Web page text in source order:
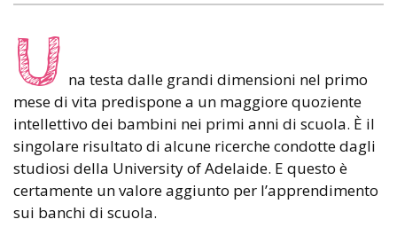
U na testa dalle grandi dimensioni nel primo
mese di vita predispone a un maggiore quoziente
intellettivo dei bambini nei primi anni di scuola. È il
singolare risultato di alcune ricerche condotte dagli
studiosi della University of Adelaide. E questo è
certamente un valore aggiunto per l’apprendimento
sui banchi di scuola.